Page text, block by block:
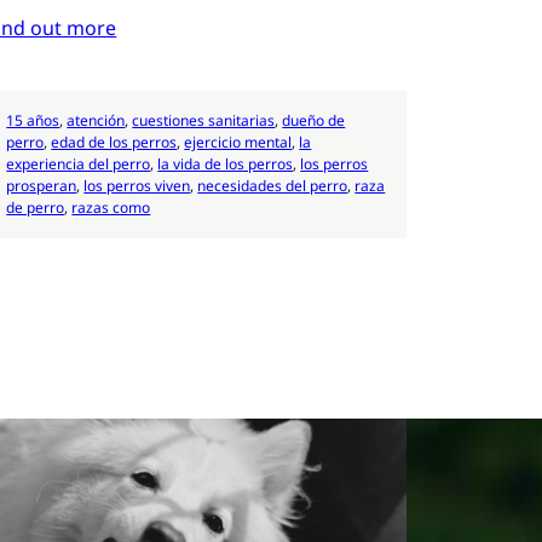
out more
15 años, atención, cuestiones sanitarias, dueño de
perro, edad de los perros, ejercicio mental, la
experiencia del perro, la vida de los perros, los perros
prosperan, los perros viven, necesidades del perro, raza
de perro, razas como